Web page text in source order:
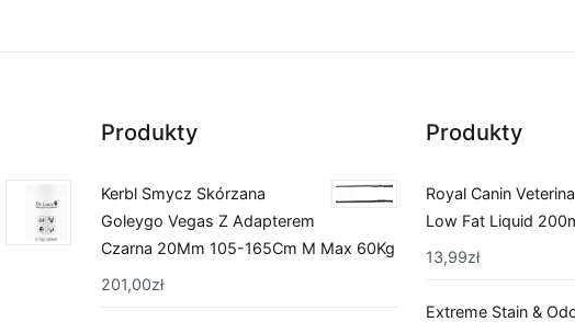
Produkty
Kerbl Smycz Skórzana
Goleygo Vegas Z Adapterem
Czarna 20Mm 105-165Cm M Max 60Kg
201,00zł
Produkty
Royal Canin
Low Fat Liquid
13,99zł
Extreme Stain &